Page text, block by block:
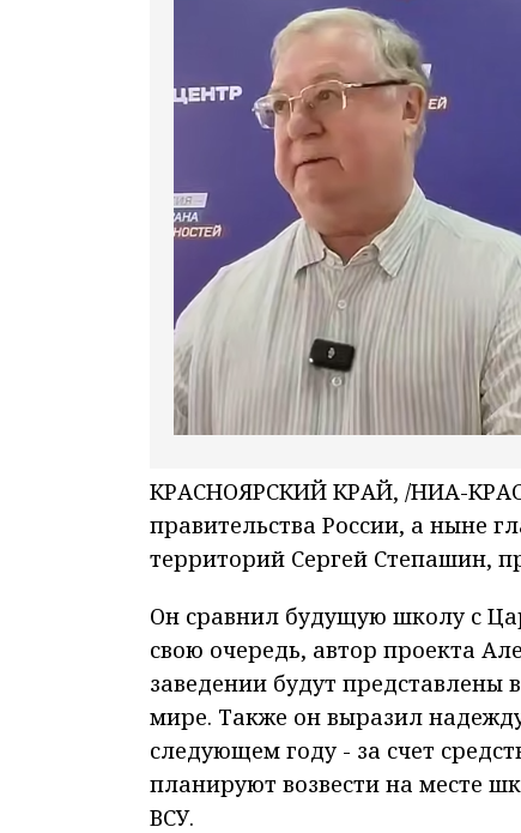
КРАСНОЯРСКИЙ КРАЙ, /НИА-
правительства России, а ныне
территорий Сергей Степашин,
Он сравнил будущую школу с
свою очередь, автор проекта
заведении будут представлены
мире. Также он выразил
следующем году - за счет
планируют возвести на месте
ВСУ.